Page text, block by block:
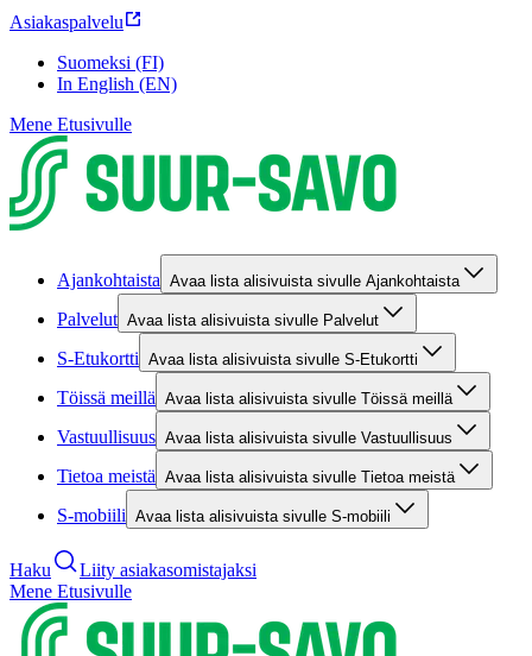
Asiakaspalvelu
Suomeksi (FI)
In English (EN)
Mene Etusivulle
Ajankohtaista Avaa lista alisivuista sivulle Ajankohtaista
Palvelut Avaa lista alisivuista sivulle Palvelut
S-Etukortti Avaa lista alisivuista sivulle S-Etukortti
Töissä meillä Avaa lista alisivuista sivulle Töissä meillä
Vastuullisuus Avaa lista alisivuista sivulle Vastuullisuus
Tietoa meistä Avaa lista alisivuista sivulle Tietoa meistä
S-mobiili Avaa lista alisivuista sivulle S-mobiili
Haku
Liity asiakasomistajaksi
Mene Etusivulle